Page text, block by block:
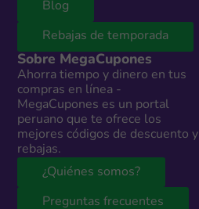
Blog
Rebajas de temporada
Sobre MegaCupones
Ahorra tiempo y dinero en tus
compras en línea -
MegaCupones es un portal
peruano que te ofrece los
mejores códigos de descuento y
rebajas.
¿Quiénes somos?
Preguntas frecuentes